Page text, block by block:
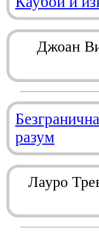
Джоан
разум
Лауро